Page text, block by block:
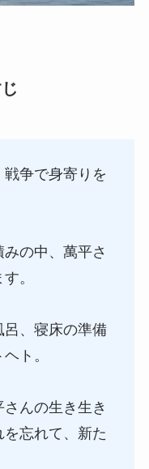
争で身寄りを
の中、萬平さ
。
、寝床の準備
ト。
んの生き生き
忘れて、新た